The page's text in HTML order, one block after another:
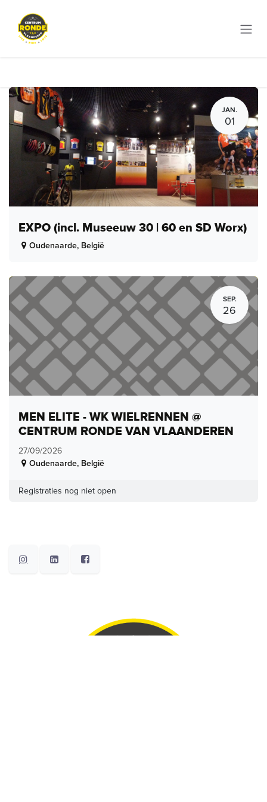
JAN.
01
EXPO (incl. Museeuw 30 | 60 en SD Worx)
Oudenaarde, België
SEP.
26
MEN ELITE - WK WIELRENNEN @
CENTRUM RONDE VAN VLAANDEREN
27/09/2026
Oudenaarde, België
Registraties nog niet open